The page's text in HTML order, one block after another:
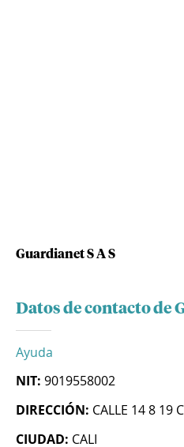
Guardianet S A S
Datos de contacto de
Ayuda
NIT: 9019558002
DIRECCIÓN: CALLE 14 8 19
CIUDAD: CALI